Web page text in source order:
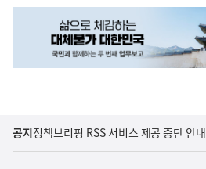
공지정책브리핑 RSS 서비스 제공 중단 안내